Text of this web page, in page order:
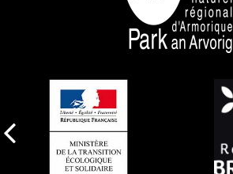
NOS PARTENAIRES